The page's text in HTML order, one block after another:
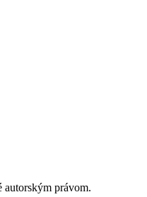
autorským právom.